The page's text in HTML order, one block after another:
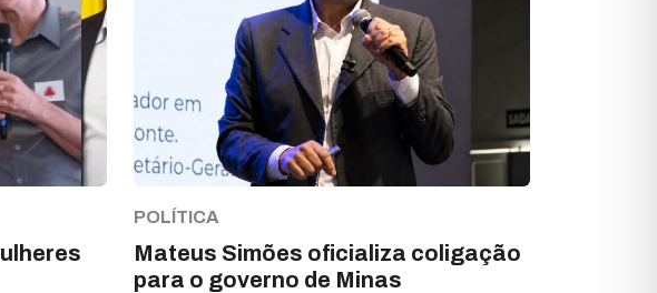
POLÍTICA
Mateus Simões oficializa coligação
para o governo de Minas